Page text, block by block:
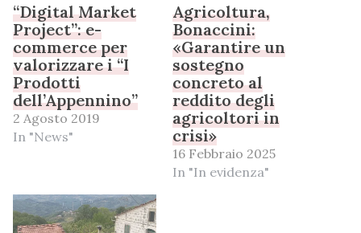
“Digital Market
Project”: e-
commerce per
valorizzare i “I
Prodotti
dell’Appennino”
2 Agosto 2019
In "News"
Agricoltura,
Bonaccini:
«Garantire un
sostegno
concreto al
reddito degli
agricoltori in
crisi»
16 Febbraio 2025
In "In evidenza"